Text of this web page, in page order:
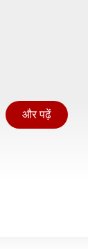
और पढ़ें